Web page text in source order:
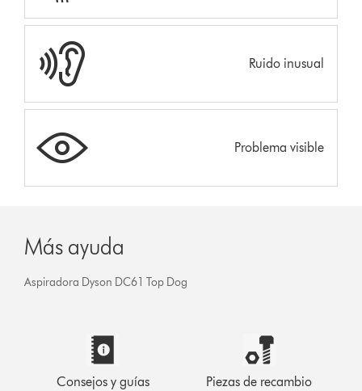
Ruido inusual
Problema visible
Más ayuda
Aspiradora Dyson DC61 Top Dog
Consejos y guías Piezas de recambio